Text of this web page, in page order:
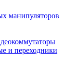
манипуляторов
и переходники